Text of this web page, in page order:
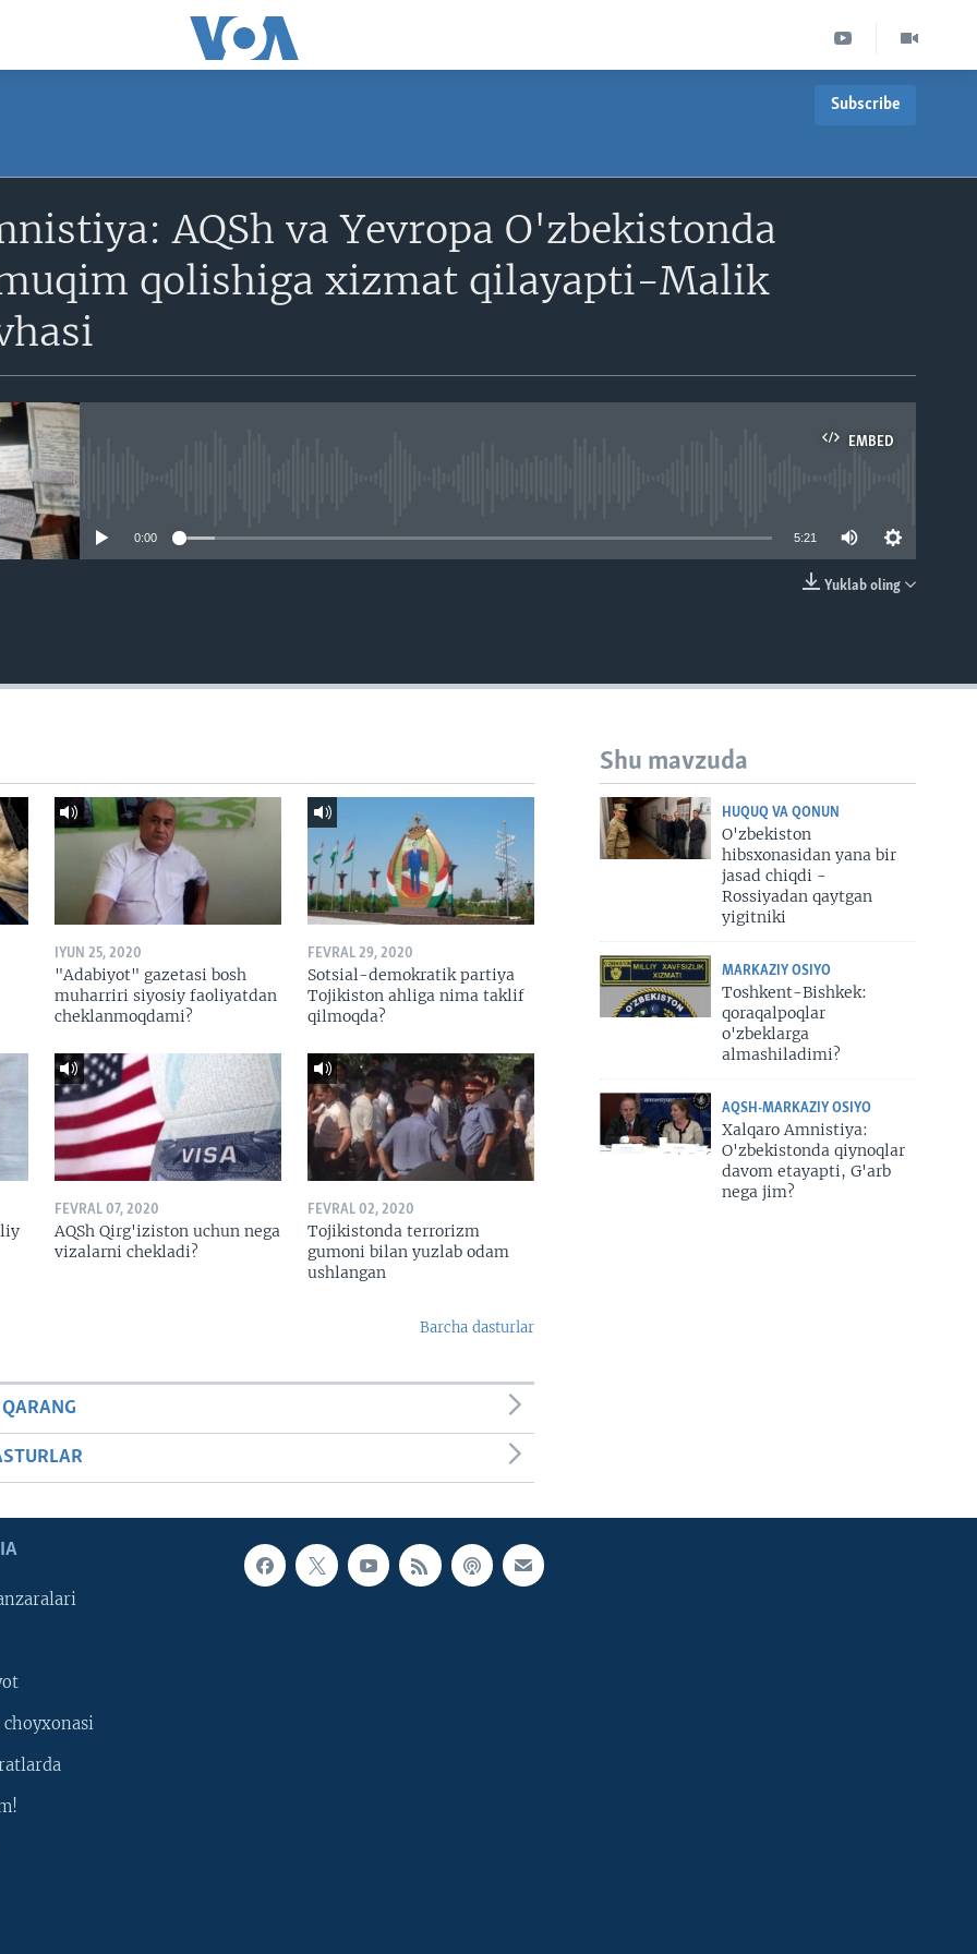
Subscribe
Obuna bo'ling
AQSh va Yevropa O'zbekistonda
qolishiga xizmat qilayapti-Malik
EMBED
0:00 5:21
Yuklab oling
Shu mavzuda
HUQUQ VA QONUN
O'zbekiston
hibsxonasidan yana bir
jasad chiqdi -
Rossiyadan qaytgan
yigitniki
MARKAZIY OSIYO
Toshkent-Bishkek:
qoraqalpoqlar
o'zbeklarga
almashiladimi?
AQSH-MARKAZIY OSIYO
Xalqaro Amnistiya:
O'zbekistonda qiynoqlar
davom etayapti, G'arb
nega jim?
IYUN 25, 2020
"Adabiyot" gazetasi bosh
muharriri siyosiy faoliyatdan
cheklanmoqdami?
FEVRAL 29, 2020
Sotsial-demokratik partiya
Tojikiston ahliga nima taklif
qilmoqda?
FEVRAL 07, 2020
AQSh Qirg'iziston uchun nega
vizalarni chekladi?
FEVRAL 02, 2020
Tojikistonda terrorizm
gumoni bilan yuzlab odam
ushlangan
Barcha dasturlar